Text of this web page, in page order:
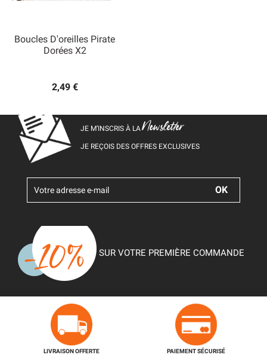
Boucles D'oreilles Pirate
Dorées X2
2,49 €
JE M’INSCRIS À LANewsletter
JE REÇOIS DES OFFRES EXCLUSIVES
SUR VOTRE PREMIÈRE COMMANDE
LIVRAISON OFFERTE
PAIEMENT SÉCURISÉ